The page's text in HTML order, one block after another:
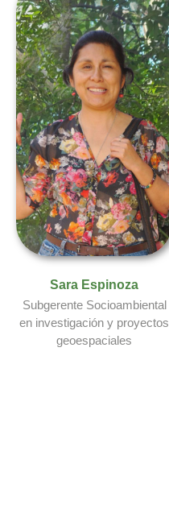
Sara Espinoza​
Subgerente Socioambiental
en investigación y proyectos
geoespaciales